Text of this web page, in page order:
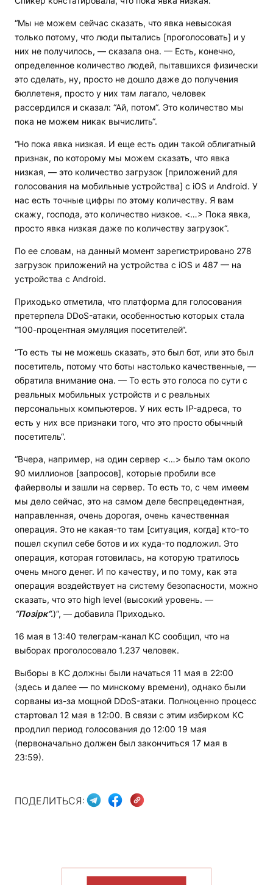
“Мы не можем сейчас сказать, что явка невысокая
только потому, что люди пытались [проголосовать] и у
них не получилось, — сказала она. — Есть, конечно,
определенное количество людей, пытавшихся физически
это сделать, ну, просто не дошло даже до получения
бюллетеня, просто у них там лагало, человек
рассердился и сказал: “Ай, потом“. Это количество мы
пока не можем никак вычислить“.
“Но пока явка низкая. И еще есть один такой облигатный
признак, по которому мы можем сказать, что явка
низкая, — это количество загрузок [приложений для
голосования на мобильные устройства] с iOS и Android. У
нас есть точные цифры по этому количеству. Я вам
скажу, господа, это количество низкое. <…> Пока явка,
просто явка низкая даже по количеству загрузок“.
По ее словам, на данный момент зарегистрировано 278
загрузок приложений на устройства с iOS и 487 — на
устройства с Android.
Приходько отметила, что платформа для голосования
претерпела DDoS-атаки, особенностью которых стала
“100-процентная эмуляция посетителей“.
“То есть ты не можешь сказать, это был бот, или это был
посетитель, потому что боты настолько качественные, —
обратила внимание она. — То есть это голоса по сути с
реальных мобильных устройств и с реальных
персональных компьютеров. У них есть IP-адреса, то
есть у них все признаки того, что это просто обычный
посетитель“.
“Вчера, например, на один сервер <…> было там около
90 миллионов [запросов], которые пробили все
файерволы и зашли на сервер. То есть то, с чем имеем
мы дело сейчас, это на самом деле беспрецедентная,
направленная, очень дорогая, очень качественная
операция. Это не какая-то там [ситуация, когда] кто-то
пошел скупил себе ботов и их куда-то подложил. Это
операция, которая готовилась, на которую тратилось
очень много денег. И по качеству, и по тому, как эта
операция воздействует на систему безопасности, можно
сказать, что это high level (высокий уровень. —
“Позірк“.)“, — добавила Приходько.
16 мая в 13:40 телеграм-канал КС сообщил, что на
выборах проголосовало 1.237 человек.
Выборы в КС должны были начаться 11 мая в 22:00
(здесь и далее — по минскому времени), однако были
сорваны из-за мощной DDoS-атаки. Полноценно процесс
стартовал 12 мая в 12:00. В связи с этим избирком КС
продлил период голосования до 12:00 19 мая
(первоначально должен был закончиться 17 мая в
23:59).
ПОДЕЛИТЬСЯ: